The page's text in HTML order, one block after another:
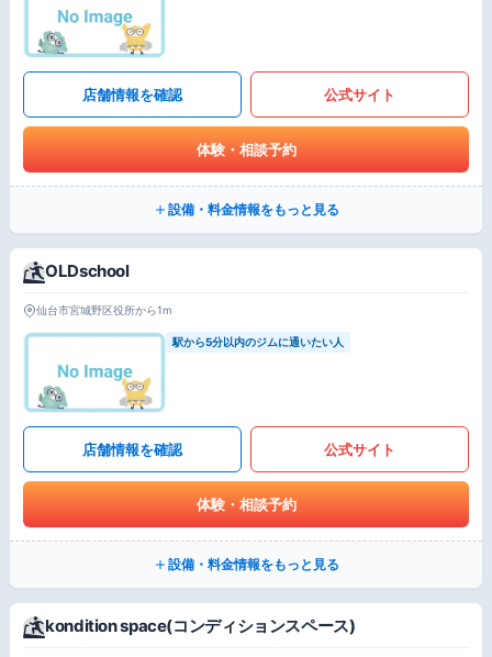
店舗情報を確認 公式サイト
体験・相談予約
設備・料金情報をもっと見る
OLDschool
仙台市宮城野区役所から1m
駅から5分以内のジムに通いたい人
店舗情報を確認 公式サイト
体験・相談予約
設備・料金情報をもっと見る
kondition space(コンディションスペース)